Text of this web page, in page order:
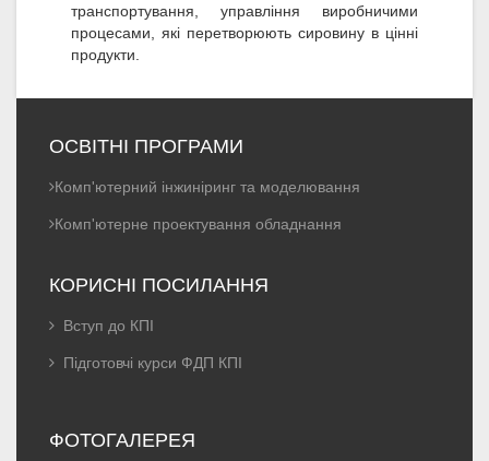
транспортування, управління виробничими
процесами, які перетворюють сировину в цінні
продукти.
ОСВІТНІ ПРОГРАМИ
Комп'ютерний інжиніринг та моделювання
Комп'ютерне проектування обладнання
КОРИСНІ ПОСИЛАННЯ
Вступ до КПІ
Підготовчі курси ФДП КПІ
ФОТОГАЛЕРЕЯ